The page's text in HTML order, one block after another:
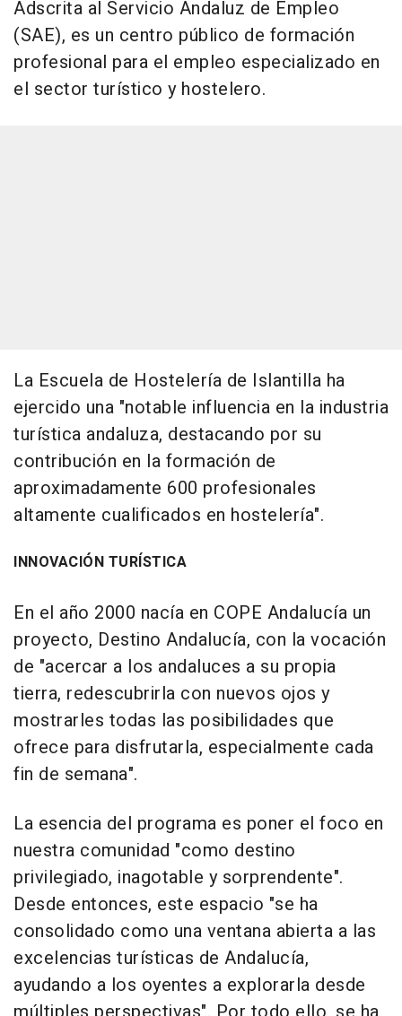
Adscrita al Servicio Andaluz de Empleo
(SAE), es un centro público de formación
profesional para el empleo especializado en
el sector turístico y hostelero.
La Escuela de Hostelería de Islantilla ha
ejercido una "notable influencia en la industria
turística andaluza, destacando por su
contribución en la formación de
aproximadamente 600 profesionales
altamente cualificados en hostelería".
INNOVACIÓN TURÍSTICA
En el año 2000 nacía en COPE Andalucía un
proyecto, Destino Andalucía, con la vocación
de "acercar a los andaluces a su propia
tierra, redescubrirla con nuevos ojos y
mostrarles todas las posibilidades que
ofrece para disfrutarla, especialmente cada
fin de semana".
La esencia del programa es poner el foco en
nuestra comunidad "como destino
privilegiado, inagotable y sorprendente".
Desde entonces, este espacio "se ha
consolidado como una ventana abierta a las
excelencias turísticas de Andalucía,
ayudando a los oyentes a explorarla desde